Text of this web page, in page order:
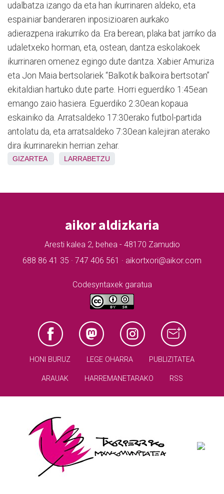
udalbatza izango da eta han ikurrinaren aldeko, eta
espainiar banderaren inposizioaren aurkako
adierazpena irakurriko da. Era berean, plaka bat jarriko da
udaletxeko horman, eta, ostean, dantza eskolakoek
ikurrinaren omenez egingo dute dantza. Xabier Amuriza
eta Jon Maia bertsolariek “Balkotik balkoira bertsotan”
ekitaldian hartuko dute parte. Horri eguerdiko 1:45ean
emango zaio hasiera. Eguerdiko 2:30ean kopaua
eskainiko da. Arratsaldeko 17:30erako futbol-partida
antolatu da, eta arratsaldeko 7:30ean kalejiran aterako
dira ikurrinarekin herrian zehar.
GIZARTEA LARRABETZU
aikor aldizkaria
Aresti kalea 2, behea - 48170 Zamudio
688 86 41 35 · 747 406 561 · aikortxori@aikor.com
Codesyntaxek garatua
HONI BURUZ LEGE OHARRA PUBLIZITATEA
ARAUAK HARREMANETARAKO RSS